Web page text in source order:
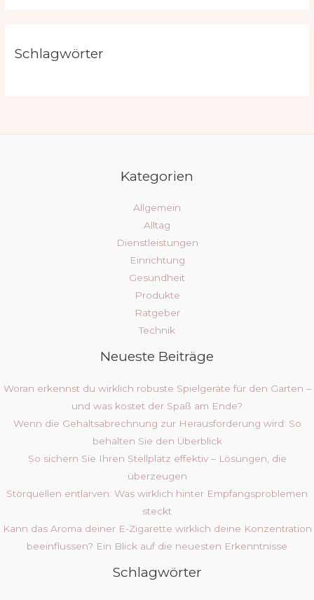
Schlagwörter
Kategorien
Allgemein
Alltag
Dienstleistungen
Einrichtung
Gesundheit
Produkte
Ratgeber
Technik
Neueste Beiträge
Woran erkennst du wirklich robuste Spielgeräte für den Garten –
und was kostet der Spaß am Ende?
Wenn die Gehaltsabrechnung zur Herausforderung wird: So
behalten Sie den Überblick
So sichern Sie Ihren Stellplatz effektiv – Lösungen, die
überzeugen
Störquellen entlarven: Was wirklich hinter Empfangsproblemen
steckt
Kann das Aroma deiner E-Zigarette wirklich deine Konzentration
beeinflussen? Ein Blick auf die neuesten Erkenntnisse
Schlagwörter